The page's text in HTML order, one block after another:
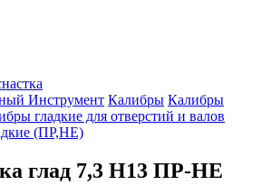
Инструмент Калибры Калибры
гладкие для отверстий и валов
(ПР,НЕ)
глад 7,3 H13 ПР-НЕ